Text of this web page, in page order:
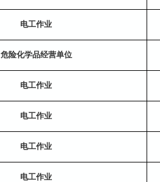
电工作业
危险化学品经营单位
电工作业
电工作业
电工作业
电工作业